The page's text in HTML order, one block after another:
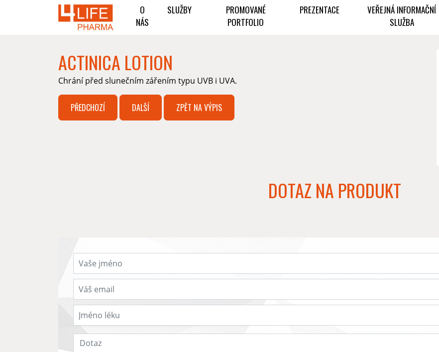
O
NÁS
SLUŽBY
PROMOVANÉ
PORTFOLIO
PREZENTACE
VEŘEJNÁ INFORMAČNÍ
SLUŽBA
ACTINICA LOTION
Chrání před slunečním zářením typu UVB i UVA.
PŘEDCHOZÍ DALŠÍ ZPĚT NA VÝPIS
DOTAZ NA PRODUKT